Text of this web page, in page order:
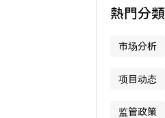
熱門分類
市场分析
项目动态
监管政策